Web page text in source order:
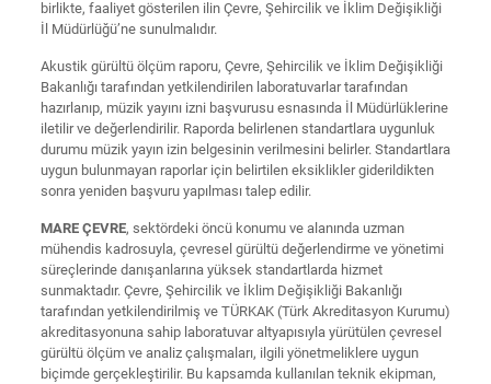
birlikte, faaliyet gösterilen ilin Çevre, Şehircilik ve İklim Değişikliği
İl Müdürlüğü’ne sunulmalıdır.
Akustik gürültü ölçüm raporu, Çevre, Şehircilik ve İklim Değişikliği
Bakanlığı tarafından yetkilendirilen laboratuvarlar tarafından
hazırlanıp, müzik yayını izni başvurusu esnasında İl Müdürlüklerine
iletilir ve değerlendirilir. Raporda belirlenen standartlara uygunluk
durumu müzik yayın izin belgesinin verilmesini belirler. Standartlara
uygun bulunmayan raporlar için belirtilen eksiklikler giderildikten
sonra yeniden başvuru yapılması talep edilir.
MARE ÇEVRE, sektördeki öncü konumu ve alanında uzman
mühendis kadrosuyla, çevresel gürültü değerlendirme ve yönetimi
süreçlerinde danışanlarına yüksek standartlarda hizmet
sunmaktadır. Çevre, Şehircilik ve İklim Değişikliği Bakanlığı
tarafından yetkilendirilmiş ve TÜRKAK (Türk Akreditasyon Kurumu)
akreditasyonuna sahip laboratuvar altyapısıyla yürütülen çevresel
gürültü ölçüm ve analiz çalışmaları, ilgili yönetmeliklere uygun
biçimde gerçekleştirilir. Bu kapsamda kullanılan teknik ekipman,